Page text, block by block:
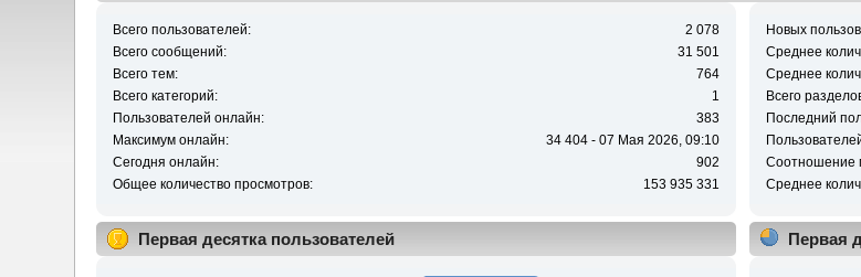
Всего пользователей:
2 078
Всего сообщений:
31 501
Всего тем:
764
Всего категорий:
1
Пользователей онлайн:
383
Максимум онлайн:
34 404 - 07 Мая 2026, 09:10
Сегодня онлайн:
902
Общее количество просмотров:
153 935 331
Новых
Среднее
Среднее
Всего
Последний
Соотношение
Среднее
Первая десятка пользователей Первая